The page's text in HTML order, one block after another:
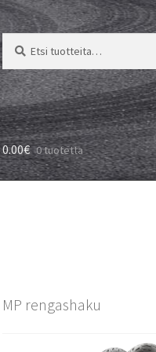
Etsi:
Haku
0.00€ 0 tuotetta
MP rengashaku